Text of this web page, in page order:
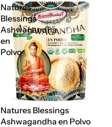
Natures
Blessings
Ashwagandha
en
Polvo
Natures Blessings
Ashwagandha en Polvo